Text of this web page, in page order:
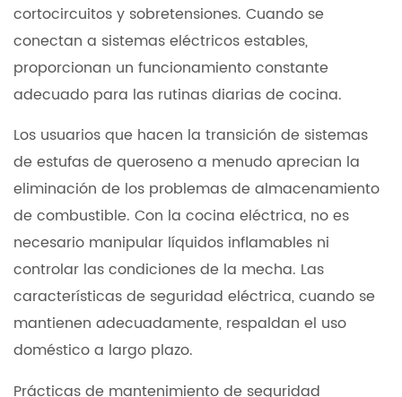
cortocircuitos y sobretensiones. Cuando se
conectan a sistemas eléctricos estables,
proporcionan un funcionamiento constante
adecuado para las rutinas diarias de cocina.
Los usuarios que hacen la transición de sistemas
de estufas de queroseno a menudo aprecian la
eliminación de los problemas de almacenamiento
de combustible. Con la cocina eléctrica, no es
necesario manipular líquidos inflamables ni
controlar las condiciones de la mecha. Las
características de seguridad eléctrica, cuando se
mantienen adecuadamente, respaldan el uso
doméstico a largo plazo.
Prácticas de mantenimiento de seguridad